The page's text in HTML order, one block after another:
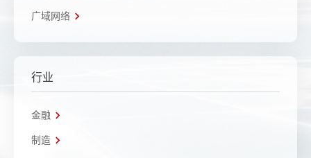
广域网络
行业
金融
制造